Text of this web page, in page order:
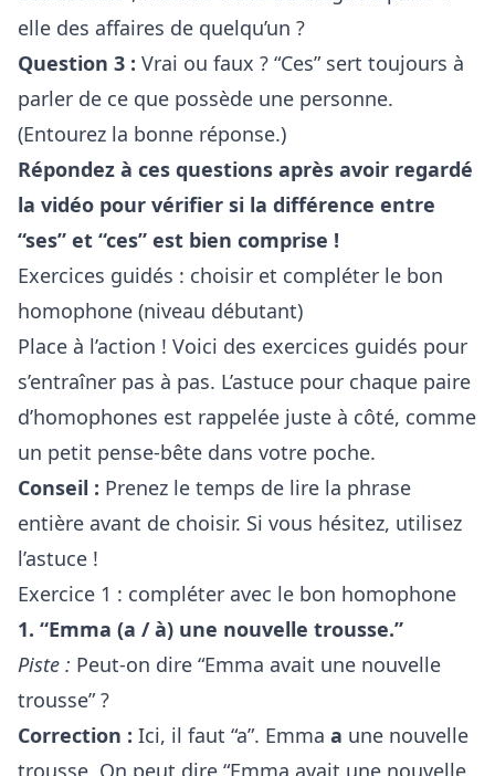
elle des affaires de quelqu’un ?
Question 3 : Vrai ou faux ? “Ces” sert toujours à
parler de ce que possède une personne.
(Entourez la bonne réponse.)
Répondez à ces questions après avoir regardé
la vidéo pour vérifier si la différence entre
“ses” et “ces” est bien comprise !
Exercices guidés : choisir et compléter le bon
homophone (niveau débutant)
Place à l’action ! Voici des exercices guidés pour
s’entraîner pas à pas. L’astuce pour chaque paire
d’homophones est rappelée juste à côté, comme
un petit pense-bête dans votre poche.
Conseil : Prenez le temps de lire la phrase
entière avant de choisir. Si vous hésitez, utilisez
l’astuce !
Exercice 1 : compléter avec le bon homophone
1. “Emma (a / à) une nouvelle trousse.”
Piste : Peut-on dire “Emma avait une nouvelle
trousse” ?
Correction : Ici, il faut “a”. Emma a une nouvelle
trousse. On peut dire “Emma avait une nouvelle